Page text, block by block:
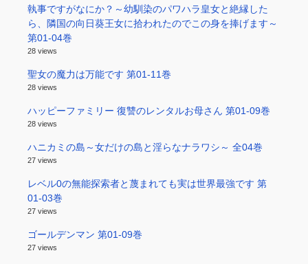
執事ですがなにか？～幼馴染のパワハラ皇女と絶縁した
ら、隣国の向日葵王女に拾われたのでこの身を捧げます～
第01-04巻
28 views
聖女の魔力は万能です 第01-11巻
28 views
ハッピーファミリー 復讐のレンタルお母さん 第01-09巻
28 views
ハニカミの島～女だけの島と淫らなナラワシ～ 全04巻
27 views
レベル0の無能探索者と蔑まれても実は世界最強です 第
01-03巻
27 views
ゴールデンマン 第01-09巻
27 views